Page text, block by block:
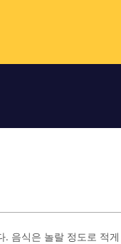
음식은 놀랄 정도로 적